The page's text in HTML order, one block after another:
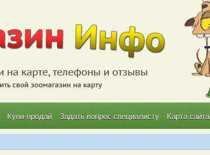
Купи-продай Задать вопрос специалисту Карта сайта